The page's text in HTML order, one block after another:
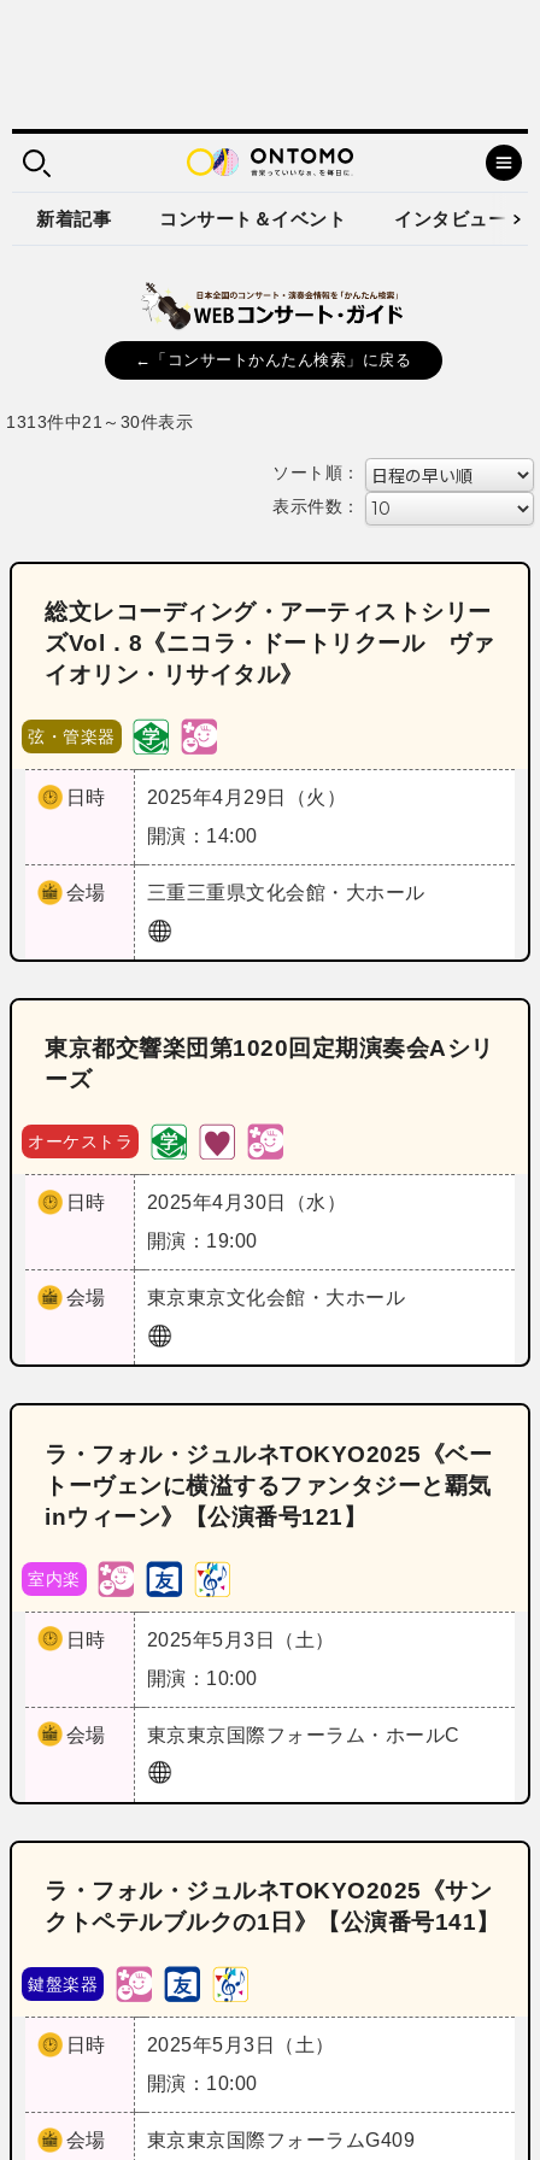
新着記事 コンサート＆イベント インタビュー
←「コンサートかんたん検索」に戻る
1313件中21～30件表示
ソート順：
表示件数：
総文レコーディング・アーティストシリー
ズVol．8《ニコラ・ドートリクール ヴァ
イオリン・リサイタル》
弦・管楽器
日時
2025年4月29日（火）
開演：14:00
会場 三重三重県文化会館・大ホール
東京都交響楽団第1020回定期演奏会Aシリ
ーズ
オーケストラ
日時
2025年4月30日（水）
開演：19:00
会場 東京東京文化会館・大ホール
ラ・フォル・ジュルネTOKYO2025《ベー
トーヴェンに横溢するファンタジーと覇気
inウィーン》【公演番号121】
室内楽
日時
2025年5月3日（土）
開演：10:00
会場 東京東京国際フォーラム・ホールC
ラ・フォル・ジュルネTOKYO2025《サン
クトペテルブルクの1日》【公演番号141】
鍵盤楽器
日時
2025年5月3日（土）
開演：10:00
会場 東京東京国際フォーラムG409